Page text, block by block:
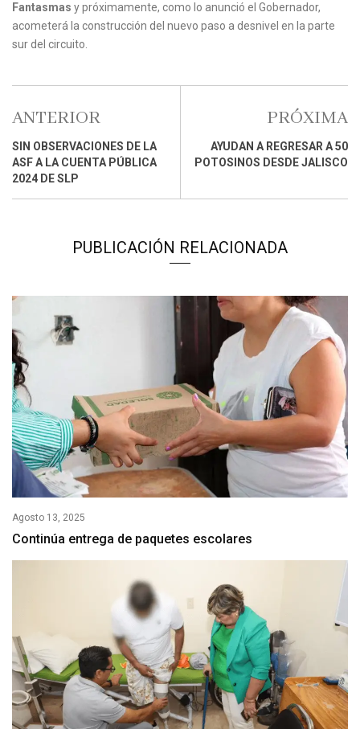
Fantasmas y próximamente, como lo anunció el Gobernador,
acometerá la construcción del nuevo paso a desnivel en la parte
sur del circuito.
ANTERIOR
SIN OBSERVACIONES DE LA
ASF A LA CUENTA PÚBLICA
2024 DE SLP
PRÓXIMA
AYUDAN A REGRESAR A 50
POTOSINOS DESDE JALISCO
PUBLICACIÓN RELACIONADA
Agosto 13, 2025
Continúa entrega de paquetes escolares